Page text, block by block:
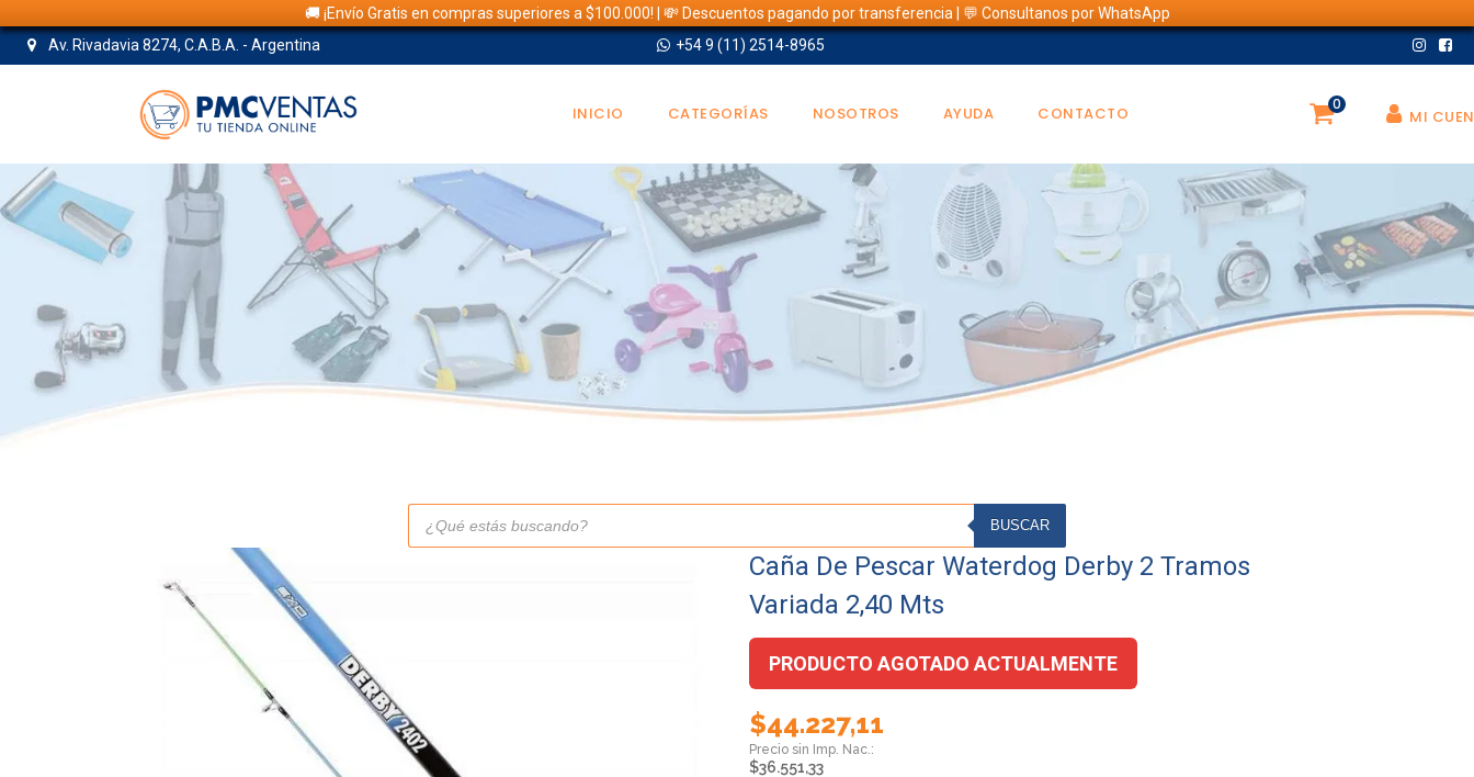
🚚 ¡Envío Gratis en compras superiores a $100.000! | 💸 Descuentos pagando por transferencia | 💬 Consultanos por WhatsApp
Av. Rivadavia 8274, C.A.B.A. - Argentina
+54 9 (11) 2514-8965
INICIO CATEGORÍAS NOSOTROS AYUDA CONTACTO MI
0
TIENDA
Búsqueda
productos
BUSCAR
Caña De Pescar Waterdog Derby 2 Tramos
Variada 2,40 Mts
PRODUCTO AGOTADO ACTUALMENTE
$44.227,11
$36.551,33